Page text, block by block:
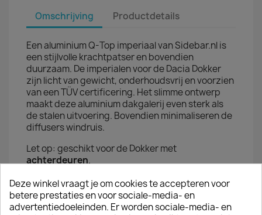
Omschrijving Productdetails
Een aluminium Q-Top imperiaal van Sidebar.nl is
een stijlvolle krachtpatser en bovendien
duurzaam. De imperialen voor de Dacia Dokker
zijn licht van gewicht, onderhoudsvrij en voorzien
van een TÜV certificering. Het slimme ontwerp
maakt deze aluminium dakgalerij even sterk als
de stalen uitvoering. Bovendien minimaliseren de
diffusers windruis.
Let op: geschikt voor de Dokker met
achterdeuren.
MONTAGE
Het imperiaal leveren wij pasklaar af en is
eenvoudig op de originele aansluitpunten te
Deze winkel vraagt je om cookies te accepteren voor
betere prestaties en voor sociale-media- en
advertentiedoeleinden. Er worden sociale-media- en